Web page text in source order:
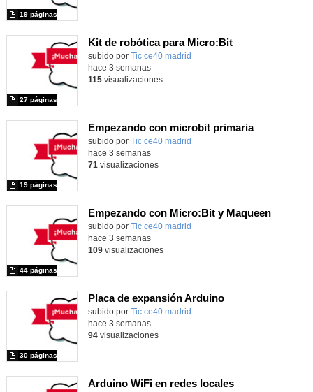
19 páginas
Kit de robótica para Micro:Bit
Contenido educativo.
subido por Tic ce40 madrid
27 páginas
hace 3 semanas
115visualizaciones
Empezando con microbit primaria
Contenido educativo.
subido por Tic ce40 madrid
19 páginas
hace 3 semanas
71 visualizaciones
Empezando con Micro:Bit y Maqueen
Contenido educativo.
subido por Tic ce40 madrid
44 páginas
hace 3 semanas
109visualizaciones
Placa de expansión Arduino
Contenido educativo.
subido por Tic ce40 madrid
30 páginas
hace 3 semanas
94visualizaciones
Arduino WiFi en redes locales